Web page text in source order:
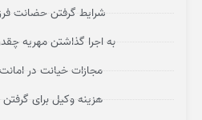
شرایط گرفتن حضانت
به اجرا گذاشتن مهریه
مجازات خیانت در
هزینه وکیل برای